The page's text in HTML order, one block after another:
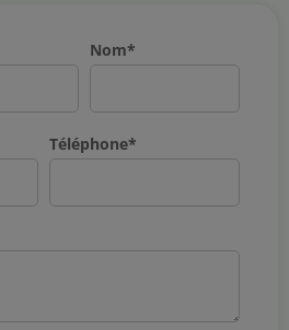
Nom*
Téléphone*